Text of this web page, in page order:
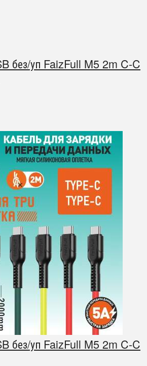
без/уп FaizFull M5 2m C-C
без/уп FaizFull M5 2m C-C